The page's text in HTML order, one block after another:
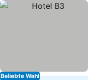
Beliebte Wahl